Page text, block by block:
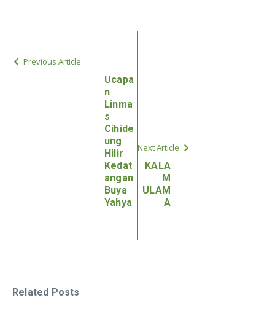
Previous Article
Ucapa
n
Linma
s
Cihide
ung
Hilir
Kedat
angan
Buya
Yahya
Next Article
KALA
M
ULAM
A
Related Posts